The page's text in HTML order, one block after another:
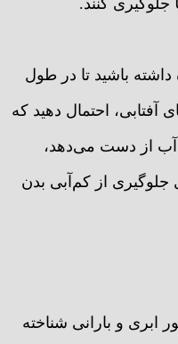
باشید تا در طول
آفتابی، احتمال دهید که
از دست می‌دهد،
جلوگیری از کم‌آبی بدن
ابری و بارانی شناخته